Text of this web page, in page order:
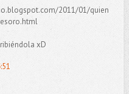
2011/01/quien
xD